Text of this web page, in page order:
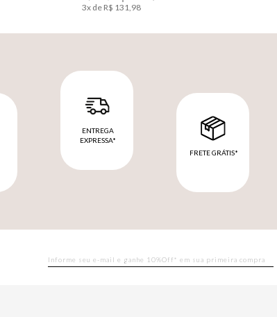
3x de R$ 131 98
ENTREGA
EXPRESSA*
FRETE GRÁTIS*